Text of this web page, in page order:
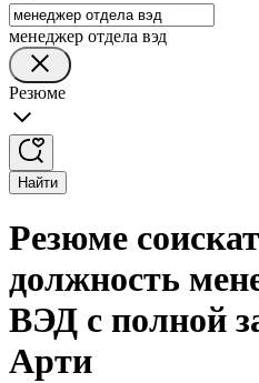
менеджер отдела вэд
Резюме
Найти
Резюме
должность
ВЭД с полной
Арти